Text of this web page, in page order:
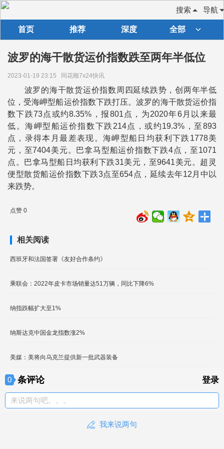
导航
搜索
首页 推荐 深度 全部
波罗的海干散货运价指数跌至两年半低位
2023-01-19 23:15 同花顺7x24快讯
波罗的海干散货运价指数周四延续跌势，创两年半低
位，受海岬型船运价指数下跌打压。波罗的海干散货运价指
数下跌73点或约8.35%，报801点，为2020年6月以来最
低。海岬型船运价指数下跌214点，或约19.3%，至893
点，录得本月最差表现。海岬型船日均获利下跌1778美
元，至7404美元。巴拿马型船运价指数下跌4点，至1071
点。巴拿马型船日均获利下跌31美元，至9641美元。超灵
便型散货船运价指数下跌3点至654点，延续去年12月中以
来跌势。
点赞 0
相关阅读
西班牙和法国签署《友好合作条约》
乘联会：2022年皮卡市场销量达51万辆，同比下降6%
纳指跌幅扩大至1%
纳斯达克中国金龙指数涨2%
美媒：美将向乌克兰提供新一批武器装备
0 条评论 登录
来说两句吧。。。
我来说两句